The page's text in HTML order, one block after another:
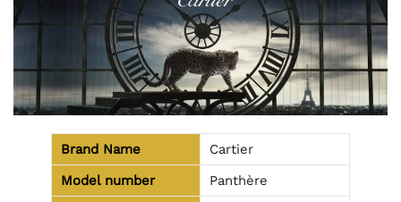
Brand Name
Cartier
Model number
Panthère